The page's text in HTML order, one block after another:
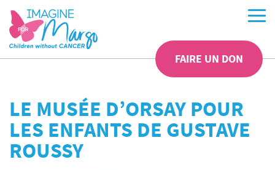
FAIRE UN DON
LE MUSÉE D’ORSAY POUR
LES ENFANTS DE GUSTAVE
ROUSSY